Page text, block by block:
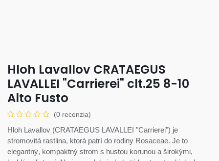
Hloh Lavallov CRATAEGUS
LAVALLEI "Carrierei" clt.25 8-10
Alto Fusto
(0 recenzia)
Hloh Lavallov (CRATAEGUS LAVALLEI "Carrierei") je
stromovitá rastlina, ktorá patrí do rodiny Rosaceae. Je to
elegantný, kompaktný strom s hustou korunou a širokými,